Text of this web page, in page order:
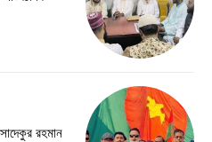
রহমান